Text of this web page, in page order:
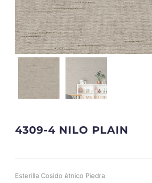
4309-4 NILO PLAIN
Esterilla Cosido étnico Piedra